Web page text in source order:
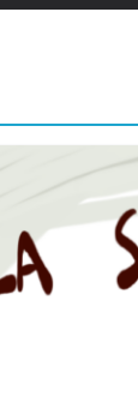
Incontro sul